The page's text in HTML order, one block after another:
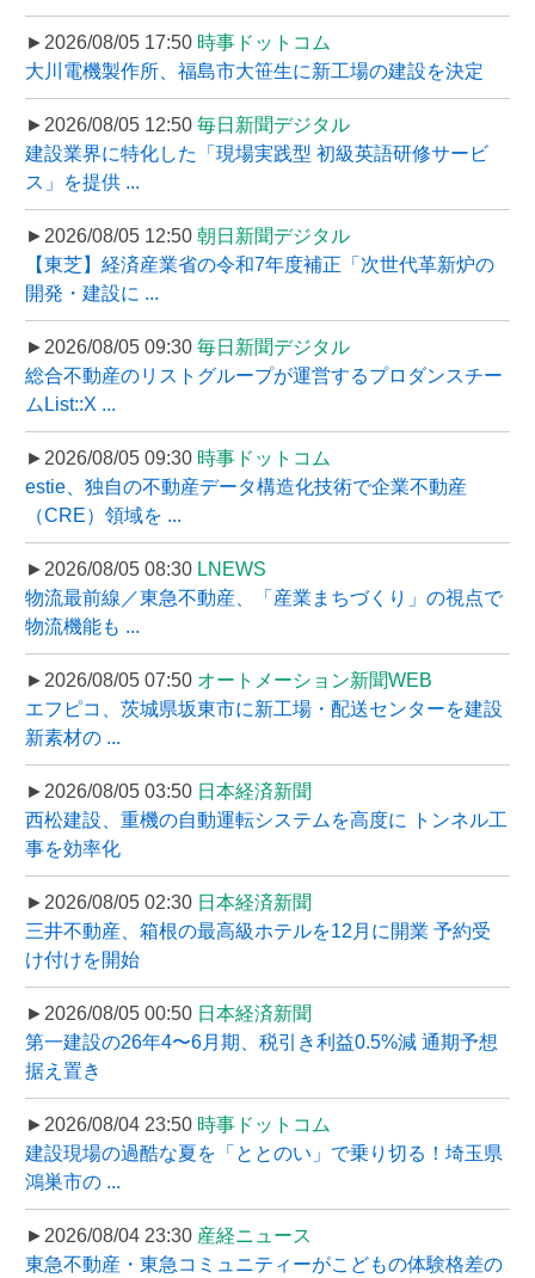
►2026/08/05 17:50 時事ドットコム
大川電機製作所、福島市大笹生に新工場の建設を決定
►2026/08/05 12:50 毎日新聞デジタル
建設業界に特化した「現場実践型 初級英語研修サービ
ス」を提供 ...
►2026/08/05 12:50 朝日新聞デジタル
【東芝】経済産業省の令和7年度補正「次世代革新炉の
開発・建設に ...
►2026/08/05 09:30 毎日新聞デジタル
総合不動産のリストグループが運営するプロダンスチー
ムList::X ...
►2026/08/05 09:30 時事ドットコム
estie、独自の不動産データ構造化技術で企業不動産
（CRE）領域を ...
►2026/08/05 08:30 LNEWS
物流最前線／東急不動産、「産業まちづくり」の視点で
物流機能も ...
►2026/08/05 07:50 オートメーション新聞WEB
エフピコ、茨城県坂東市に新工場・配送センターを建設
新素材の ...
►2026/08/05 03:50 日本経済新聞
西松建設、重機の自動運転システムを高度に トンネル工
事を効率化
►2026/08/05 02:30 日本経済新聞
三井不動産、箱根の最高級ホテルを12月に開業 予約受
け付けを開始
►2026/08/05 00:50 日本経済新聞
第一建設の26年4〜6月期、税引き利益0.5%減 通期予想
据え置き
►2026/08/04 23:50 時事ドットコム
建設現場の過酷な夏を「ととのい」で乗り切る！埼玉県
鴻巣市の ...
►2026/08/04 23:30 産経ニュース
東急不動産・東急コミュニティーがこどもの体験格差の